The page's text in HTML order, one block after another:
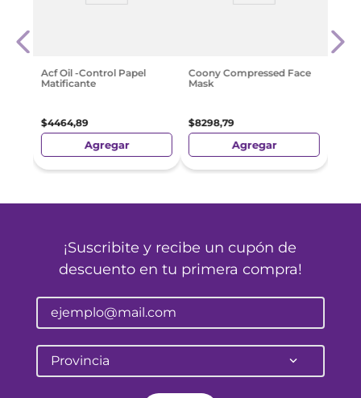
Acf Oil -Control Papel
Matificante
$4464,89
Agregar
Coony Compressed Face
Mask
$8298,79
Agregar
¡Suscribite y recibe un cupón de
descuento en tu primera compra!
Provincia